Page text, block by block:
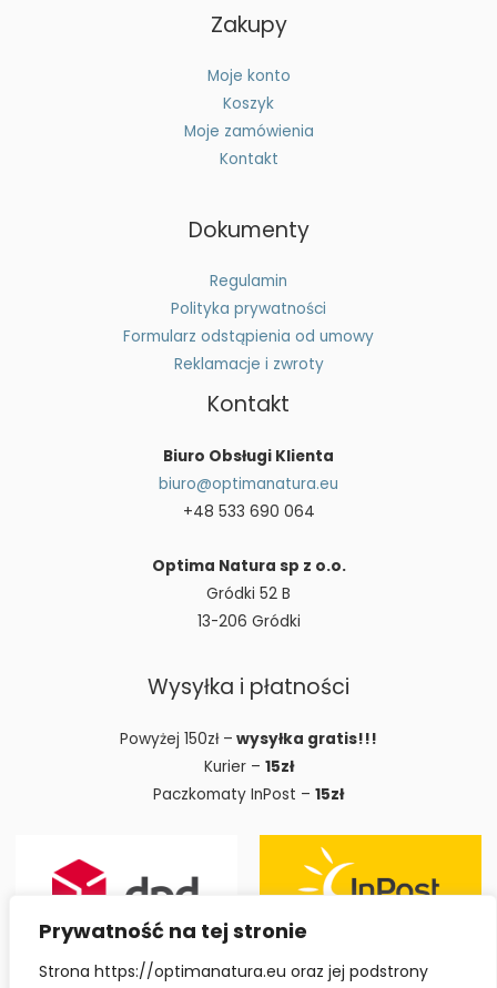
Prywatność na tej stronie
Strona https://optimanatura.eu oraz jej podstrony
Zakupy
Moje konto
Koszyk
Moje zamówienia
Kontakt
Dokumenty
Regulamin
Polityka prywatności
Formularz odstąpienia od umowy
Reklamacje i zwroty
Kontakt
Biuro Obsługi Klienta
biuro@optimanatura.eu
+48 533 690 064
Optima Natura sp z o.o.
Gródki 52 B
13-206 Gródki
Wysyłka i płatności
Powyżej 150zł – wysyłka gratis!!!
Kurier – 15zł
Paczkomaty InPost – 15zł